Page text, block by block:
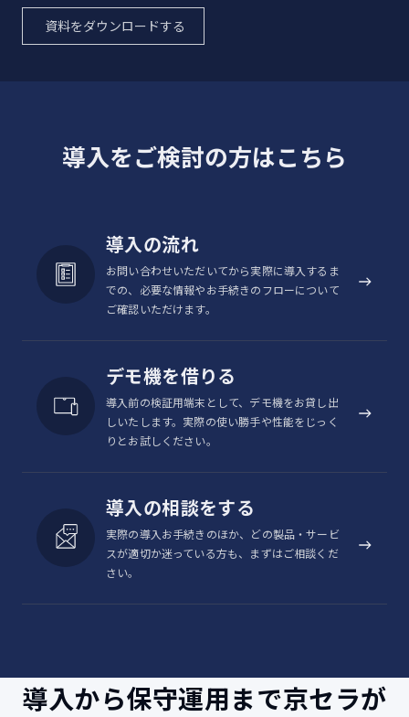
資料をダウンロードする
導入をご検討の方はこちら
導入の流れ
お問い合わせいただいてから実際に導入するま
での、必要な情報やお手続きのフローについて
ご確認いただけます。
デモ機を借りる
導入前の検証用端末として、デモ機をお貸し出
しいたします。実際の使い勝手や性能をじっく
りとお試しください。
導入の相談をする
実際の導入お手続きのほか、どの製品・サービ
スが適切か迷っている方も、まずはご相談くだ
さい。
導入から保守運用まで京セラが